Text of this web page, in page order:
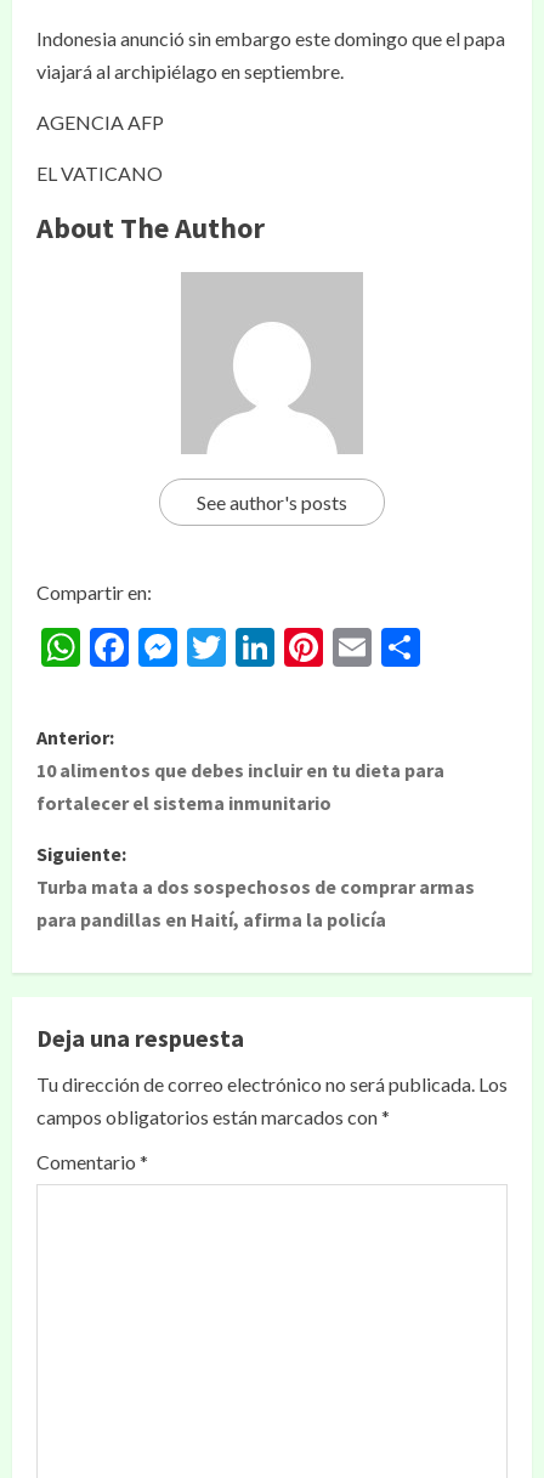
Indonesia anunció sin embargo este domingo que el papa
viajará al archipiélago en septiembre.
AGENCIA AFP
EL VATICANO
About The Author
See author's posts
Compartir en:
WhatsApp
Facebook
Messenger
Twitter
LinkedIn
Pinterest
Email
Anterior:
10 alimentos que debes incluir en tu dieta para
fortalecer el sistema inmunitario
Siguiente:
Turba mata a dos sospechosos de comprar armas
para pandillas en Haití, afirma la policía
Deja una respuesta
Tu dirección de correo electrónico no será publicada. Los
campos obligatorios están marcados con*
Comentario *